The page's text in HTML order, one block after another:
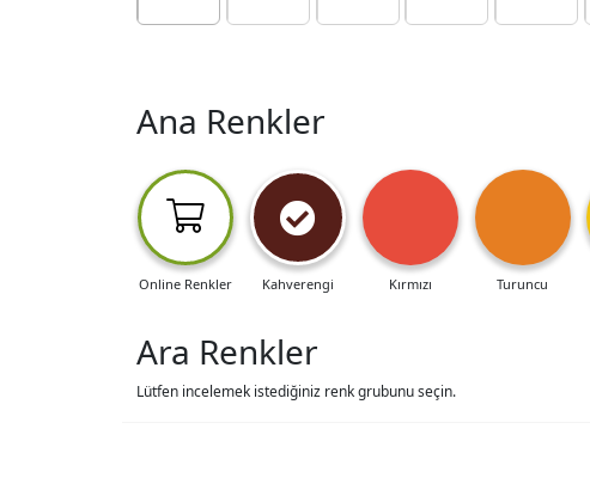
Ana Renkler
Online Renkler Kahverengi Kırmızı Turuncu
Ara Renkler
Lütfen incelemek istediğiniz renk grubunu seçin.